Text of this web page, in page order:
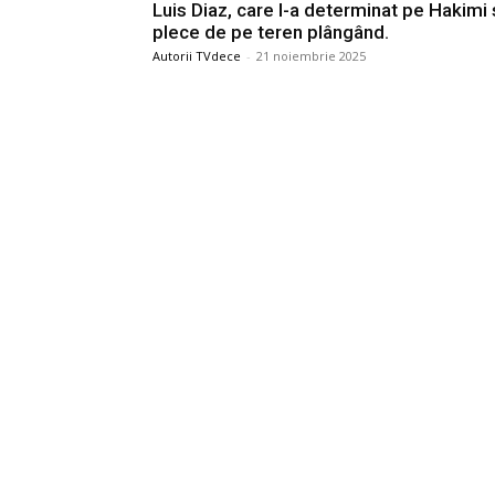
Luis Diaz, care l-a determinat pe Hakimi
plece de pe teren plângând.
Autorii TVdece - 21 noiembrie 2025